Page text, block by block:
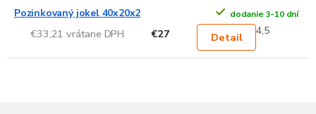
Pozinkovaný jokel 40x20x2 dodanie 3-10 dní
€33,21 vrátane DPH €27 Detail 4,5